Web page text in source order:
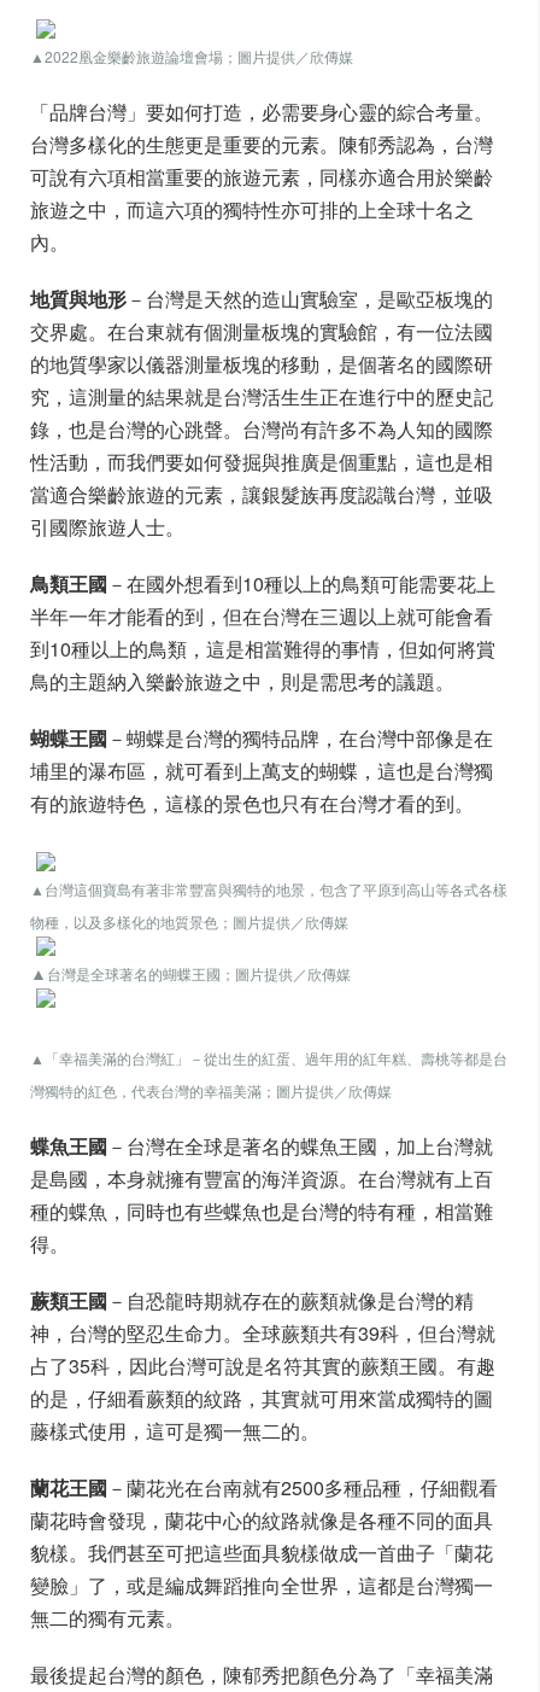
▲2022凰金樂齡旅遊論壇會場；圖片提供／欣傳媒
「品牌台灣」要如何打造，必需要身心靈的綜合考量。
台灣多樣化的生態更是重要的元素。陳郁秀認為，台灣
可說有六項相當重要的旅遊元素，同樣亦適合用於樂齡
旅遊之中，而這六項的獨特性亦可排的上全球十名之
內。
地質與地形－台灣是天然的造山實驗室，是歐亞板塊的
交界處。在台東就有個測量板塊的實驗館，有一位法國
的地質學家以儀器測量板塊的移動，是個著名的國際研
究，這測量的結果就是台灣活生生正在進行中的歷史記
錄，也是台灣的心跳聲。台灣尚有許多不為人知的國際
性活動，而我們要如何發掘與推廣是個重點，這也是相
當適合樂齡旅遊的元素，讓銀髮族再度認識台灣，並吸
引國際旅遊人士。
鳥類王國 －在國外想看到10種以上的鳥類可能需要花上
半年一年才能看的到，但在台灣在三週以上就可能會看
到10種以上的鳥類，這是相當難得的事情，但如何將賞
鳥的主題納入樂齡旅遊之中，則是需思考的議題。
蝴蝶王國 －蝴蝶是台灣的獨特品牌，在台灣中部像是在
埔里的瀑布區，就可看到上萬支的蝴蝶，這也是台灣獨
有的旅遊特色，這樣的景色也只有在台灣才看的到。
▲台灣這個寶島有著非常豐富與獨特的地景，包含了平原到高山等各式各樣
物種，以及多樣化的地質景色 ；圖片提供／欣傳媒
▲ 台灣是全球著名的蝴蝶王國；圖片提供／欣傳媒
▲「幸福美滿的台灣紅」－從出生的紅蛋、過年用的紅年糕、壽桃等都是台
灣獨特的紅色，代表台灣的幸福美滿；圖片提供／欣傳媒
蝶魚王國 －台灣在全球是著名的蝶魚王國，加上台灣就
是島國，本身就擁有豐富的海洋資源。在台灣就有上百
種的蝶魚，同時也有些蝶魚也是台灣的特有種，相當難
得。
蕨類王國 －自恐龍時期就存在的蕨類就像是台灣的精
神，台灣的堅忍生命力。全球蕨類共有39科，但台灣就
占了35科，因此台灣可說是名符其實的蕨類王國。有趣
的是，仔細看蕨類的紋路，其實就可用來當成獨特的圖
藤樣式使用，這可是獨一無二的。
蘭花王國 －蘭花光在台南就有2500多種品種，仔細觀看
蘭花時會發現，蘭花中心的紋路就像是各種不同的面具
貌樣。我們甚至可把這些面具貌樣做成一首曲子「蘭花
變臉」了，或是編成舞蹈推向全世界，這都是台灣獨一
無二的獨有元素。
最後提起台灣的顏色，陳郁秀把顏色分為了「幸福美滿